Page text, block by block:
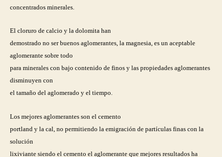
concentrados minerales.
El cloruro de calcio y la dolomita han
demostrado no ser buenos aglomerantes, la magnesia, es un aceptable
aglomerante sobre todo
para minerales con bajo contenido de finos y las propiedades aglomerantes
disminuyen con
el tamaño del aglomerado y el tiempo.
Los mejores aglomerantes son el cemento
portland y la cal, no permitiendo la emigración de partículas finas con la
solución
lixiviante siendo el cemento el aglomerante que mejores resultados ha